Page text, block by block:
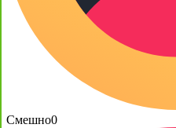
Смешно0